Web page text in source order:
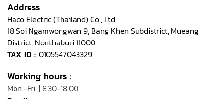
Address
Haco Electric (Thailand) Co., Ltd.
18 Soi Ngamwongwan 9, Bang Khen Subdistrict, Mueang
District, Nonthaburi 11000
TAX ID : 0105547043329
Working hours :
Mon.-Fri. | 8.30-18.00